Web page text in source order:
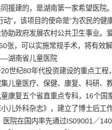
援建的，是湖南第一家希望医院
”，该项目的使命是“为农民的健
助政府发展农村公共卫生事业。
张，可以实施常规手术，将有效
南省儿童医院
纪80年代投资建设的重点工程
儿童医疗、保健、康复、科研、
康复五个省直重点专科，16个国
儿外科杂志》，建立了博士后工
院在国内率先通过IS09001／